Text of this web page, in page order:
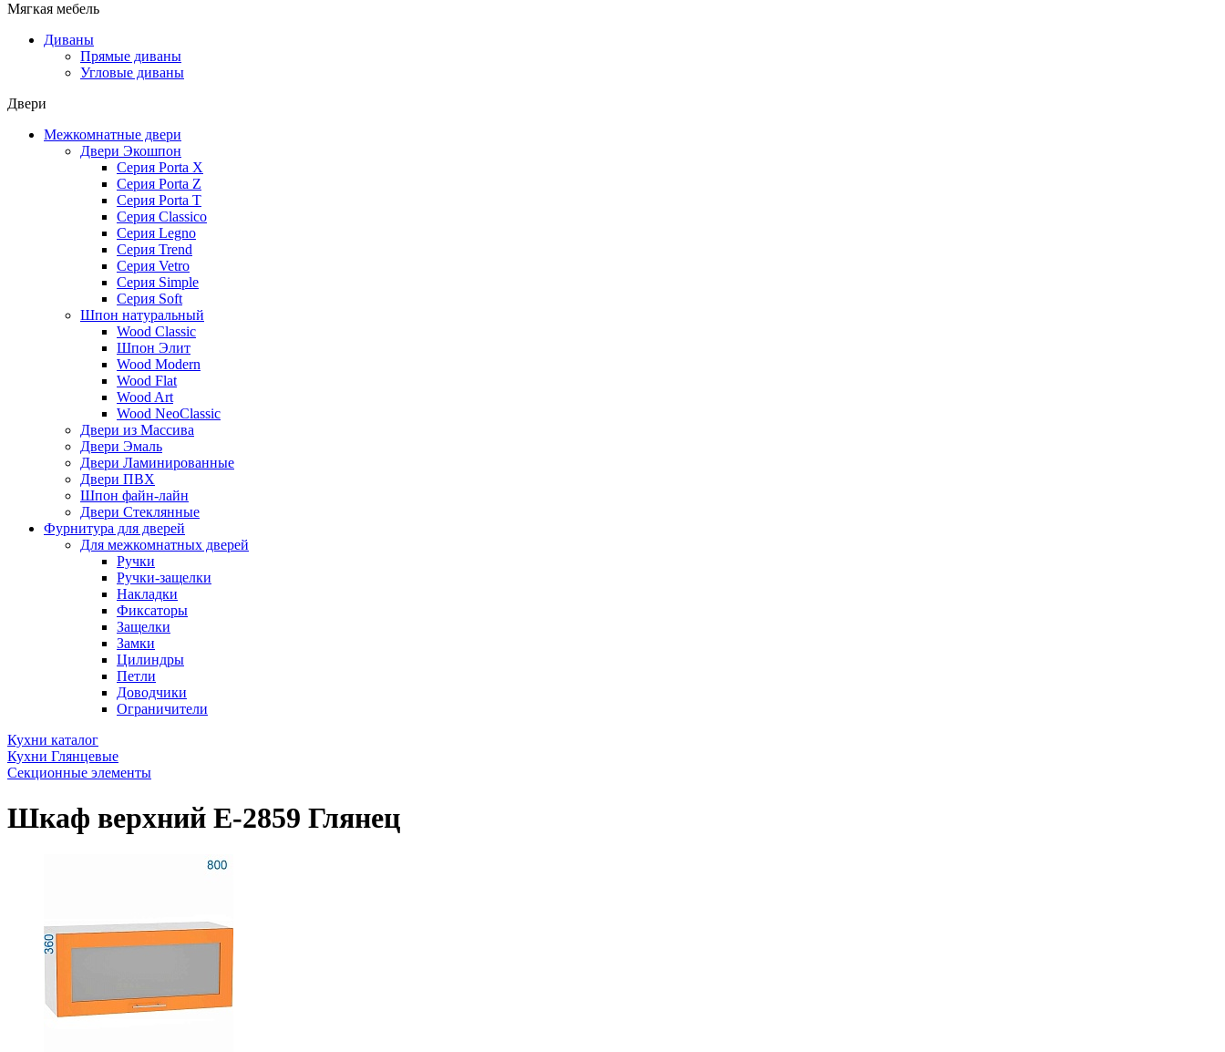
Мягкая мебель
Диваны
Прямые диваны
Угловые диваны
Двери
Межкомнатные двери
Двери Экошпон
Серия Porta X
Серия Porta Z
Серия Porta T
Серия Classico
Серия Legno
Серия Trend
Серия Vetro
Серия Simple
Серия Soft
Шпон натуральный
Wood Classic
Шпон Элит
Wood Modern
Wood Flat
Wood Art
Wood NeoClassic
Двери из Массива
Двери Эмаль
Двери Ламинированные
Двери ПВХ
Шпон файн-лайн
Двери Стеклянные
Фурнитура для дверей
Для межкомнатных дверей
Ручки
Ручки-защелки
Накладки
Фиксаторы
Защелки
Замки
Цилиндры
Петли
Доводчики
Ограничители
Кухни каталог
Кухни Глянцевые
Секционные элементы
Шкаф верхний Е-2859 Глянец